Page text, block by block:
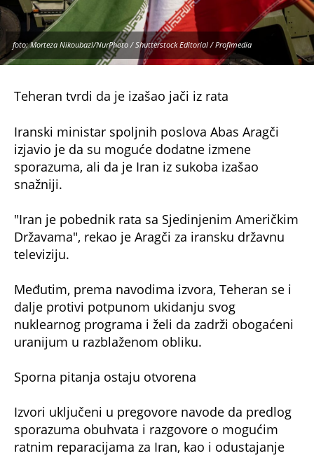
foto: Morteza Nikoubazl/NurPhoto / Shutterstock Editorial / Profimedia
Teheran tvrdi da je izašao jači iz rata
Iranski ministar spoljnih poslova Abas Aragči
izjavio je da su moguće dodatne izmene
sporazuma, ali da je Iran iz sukoba izašao
snažniji.
"Iran je pobednik rata sa Sjedinjenim Američkim
Državama", rekao je Aragči za iransku državnu
televiziju.
Međutim, prema navodima izvora, Teheran se i
dalje protivi potpunom ukidanju svog
nuklearnog programa i želi da zadrži obogaćeni
uranijum u razblaženom obliku.
Sporna pitanja ostaju otvorena
Izvori uključeni u pregovore navode da predlog
sporazuma obuhvata i razgovore o mogućim
ratnim reparacijama za Iran, kao i odustajanje